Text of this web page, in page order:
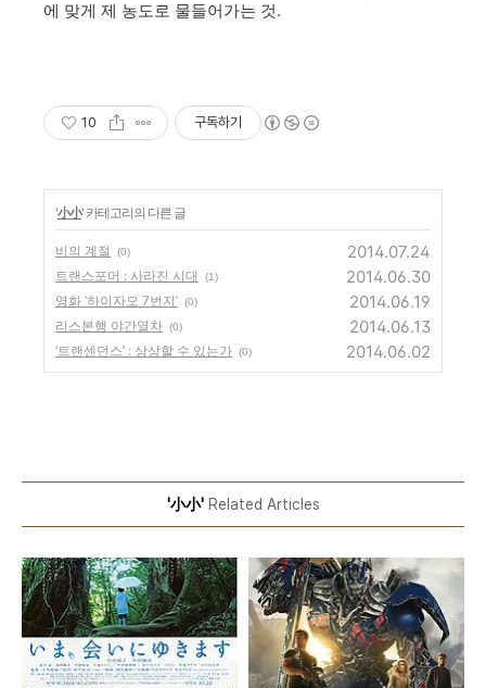
에 맞게 제 농도로 물들어가는 것.
10 구독하기
'小小' 카테고리의 다른 글
비의 계절 (0) 2014.07.24
트랜스포머 : 사라진 시대 (1) 2014.06.30
영화 ‘하이자오 7번지’ (0) 2014.06.19
리스본행 야간열차 (0) 2014.06.13
‘트랜센던스’ : 상상할 수 있는가 (0) 2014.06.02
'小小'Related Articles